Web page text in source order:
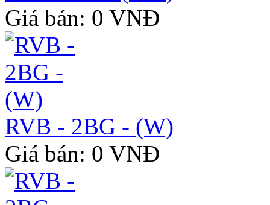
Giá bán: 0 VNĐ
RVB - 2BG - (W)
Giá bán: 0 VNĐ